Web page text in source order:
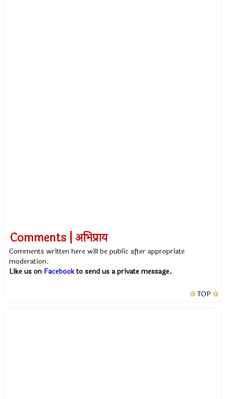
Comments | अभिप्राय
Comments written here will be public after appropriate
moderation.
Like us on Facebookto send us a private message.
TOP